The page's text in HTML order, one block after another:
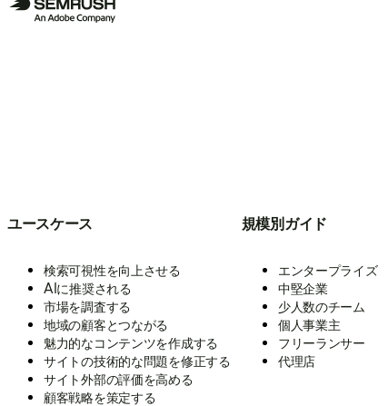
ユースケース
検索可視性を向上させる
AIに推奨される
市場を調査する
地域の顧客とつながる
魅力的なコンテンツを作成する
サイトの技術的な問題を修正する
サイト外部の評価を高める
顧客戦略を策定する
規模別ガイド
エンタープライズ
中堅企業
少人数のチーム
個人事業主
フリーランサー
代理店